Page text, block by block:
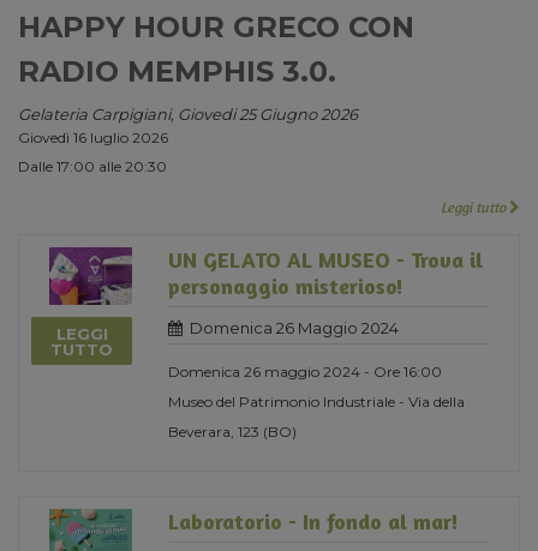
HAPPY HOUR GRECO CON
RADIO MEMPHIS 3.0.
Gelateria Carpigiani, Giovedi 25 Giugno 2026
Giovedì 16 luglio 2026
Dalle 17:00 alle 20:30
Leggi tutto
LEGGI
TUTTO
UN GELATO AL MUSEO - Trova il
personaggio misterioso!
Domenica 26 Maggio 2024
Domenica 26 maggio 2024 - Ore 16:00
Museo del Patrimonio Industriale - Via della
Beverara, 123 (BO)
Laboratorio - In fondo al mar!